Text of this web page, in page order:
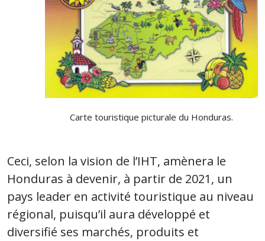
Carte touristique picturale du Honduras.
Ceci, selon la vision de l’IHT, amènera le
Honduras à devenir, à partir de 2021, un
pays leader en activité touristique au niveau
régional, puisqu’il aura développé et
diversifié ses marchés, produits et